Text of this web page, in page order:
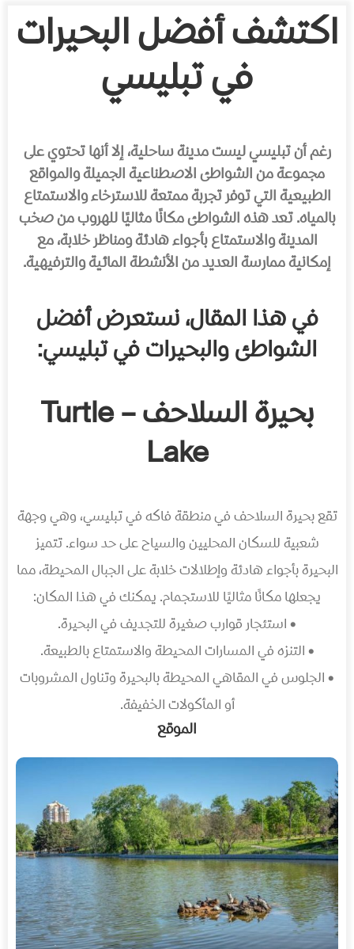
اكتشف أفضل البحيرات
في تبليسي
رغم أن تبليسي ليست مدينة ساحلية، إلا أنها تحتوي على
مجموعة من الشواطئ الاصطناعية الجميلة والمواقع
الطبيعية التي توفر تجربة ممتعة للاسترخاء والاستمتاع
بالمياه. تعد هذه الشواطئ مكانًا مثاليًا للهروب من صخب
المدينة والاستمتاع بأجواء هادئة ومناظر خلابة، مع
إمكانية ممارسة العديد من الأنشطة المائية والترفيهية.
في هذا المقال، نستعرض أفضل
الشواطئ والبحيرات في تبليسي:
بحيرة السلاحف – Turtle
Lake
تقع بحيرة السلاحف في منطقة فاكه في تبليسي، وهي وجهة
شعبية للسكان المحليين والسياح على حد سواء. تتميز
البحيرة بأجواء هادئة وإطلالات خلابة على الجبال المحيطة، مما
يجعلها مكانًا مثاليًا للاستجمام. يمكنك في هذا المكان:
• استئجار قوارب صغيرة للتجديف في البحيرة.
• التنزه في المسارات المحيطة والاستمتاع بالطبيعة.
• الجلوس في المقاهي المحيطة بالبحيرة وتناول المشروبات
أو المأكولات الخفيفة.
الموقع